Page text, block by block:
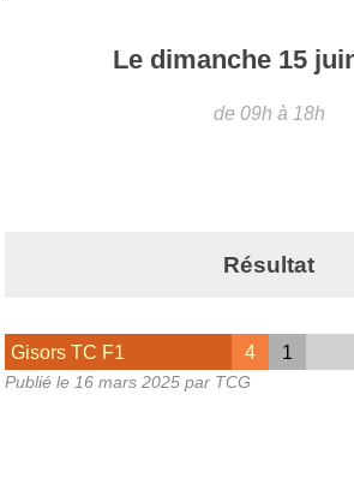
Le dimanche 15
de 09h à 18h
Résultat
Gisors TC F1 4 1
Publié le 16 mars 2025 par TCG